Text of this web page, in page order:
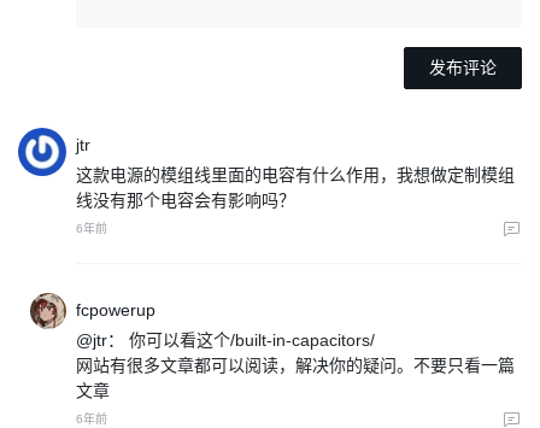
jtr
这款电源的模组线里面的电容有什么作用，我想做定制模组
线没有那个电容会有影响吗？
6年前
fcpowerup
@jtr：
你可以看这个/built-in-capacitors/
网站有很多文章都可以阅读，解决你的疑问。不要只看一篇
文章
6年前